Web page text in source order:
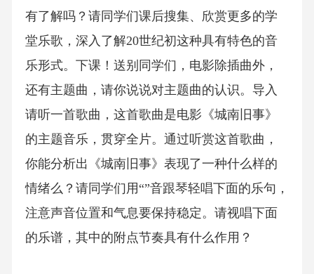
有了解吗？请同学们课后搜集、欣赏更多的学
堂乐歌，深入了解20世纪初这种具有特色的音
乐形式。下课！送别同学们，电影除插曲外，
还有主题曲，请你说说对主题曲的认识。导入
请听一首歌曲，这首歌曲是电影《城南旧事》
的主题音乐，贯穿全片。通过听赏这首歌曲，
你能分析出《城南旧事》表现了一种什么样的
情绪么？请同学们用“”音跟琴轻唱下面的乐句，
注意声音位置和气息要保持稳定。请视唱下面
的乐谱，其中的附点节奏具有什么作用？